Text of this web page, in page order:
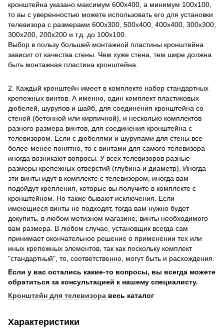
кронштейна указано максимум 600х400, а минимум 100х100,
то вы с уверенностью можете использовать его для установки
телевизора с размерами 600х300, 500х400, 400х400, 300х300,
300х200, 200х200 и т.д. до 100х100.
Выбор в пользу большей монтажной пластины кронштейна
зависит от качества стены. Чем хуже стена, тем шире должна
быть монтажная пластина кронштейна.
2. Каждый кронштейн имеет в комплекте набор стандартных
крепежных винтов. А именно, один комплект пластиковых
дюбелей, шурупов и шайб, для соединения кронштейна со
стеной (бетонной или кирпичной), и несколько комплектов
разного размера винтов, для соединения кронштейна с
телевизором. Если с дюбелями и шурупами для стены все
более-менее понятно, то с винтами для самого телевизора
иногда возникают вопросы. У всех телевизоров разные
размеры крепежных отверстий (глубина и диаметр). Иногда
эти винты идут в комплекте с телевизором, иногда вам
подойдут крепления, которые вы получите в комплекте с
кронштейном. Но также бывают исключения. Если
имеющиеся винты не подходят, тогда вам нужно будет
докупить, в любом метизном магазине, винты необходимого
вам размера. В любом случае, установщик всегда сам
принимает окончательное решение о применении тех или
иных крепежных элементов, так как поскольку комплект
"стандартный", то, соответственно, могут быть и расхождения.
Если у вас остались какие-то вопросы, вы всегда можете
обратиться за консультацией к нашему специалисту.
Кронштейн для телевизора весь каталог
Характеристики